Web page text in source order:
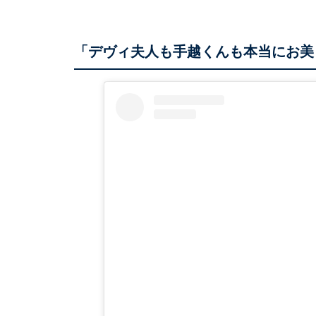
「デヴィ夫人も手越くんも本当にお